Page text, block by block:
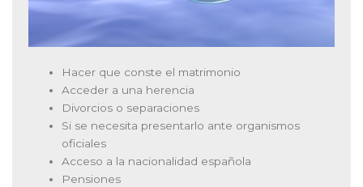
Hacer que conste el matrimonio
Acceder a una herencia
Divorcios o separaciones
Si se necesita presentarlo ante organismos
oficiales
Acceso a la nacionalidad española
Pensiones